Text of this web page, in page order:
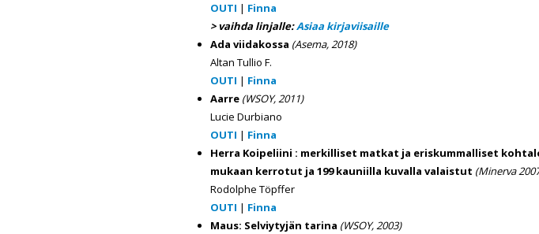
OUTI | Finna
> vaihda linjalle:Asiaa kirjaviisaille
Ada viidakossa (Asema, 2018)
Altan Tullio F.
OUTI | Finna
Aarre (WSOY, 2011)
Lucie Durbiano
OUTI | Finna
Herra Koipeliini : merkilliset matkat ja eriskummalliset
mukaan kerrotut ja 199 kauniilla kuvalla valaistut (Minerva
Rodolphe Töpffer
OUTI | Finna
Maus: Selviytyjän tarina (WSOY, 2003)